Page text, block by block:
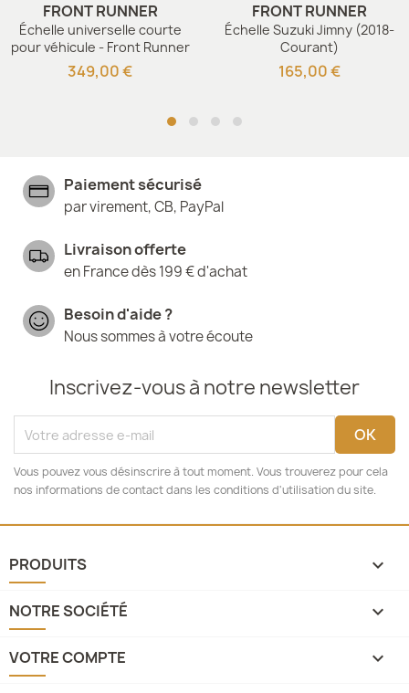
FRONT RUNNER
Échelle universelle courte
pour véhicule - Front Runner
349,00 €
FRONT RUNNER
Échelle Suzuki Jimny (2018-
Courant)
165,00 €
Paiement sécurisé
par virement, CB, PayPal
Livraison offerte
en France dès 199 € d'achat
Besoin d'aide ?
Nous sommes à votre écoute
Inscrivez-vous à notre newsletter
Vous pouvez vous désinscrire à tout moment. Vous trouverez pour cela
nos informations de contact dans les conditions d'utilisation du site.
PRODUITS 
NOTRE SOCIÉTÉ 
VOTRE COMPTE 